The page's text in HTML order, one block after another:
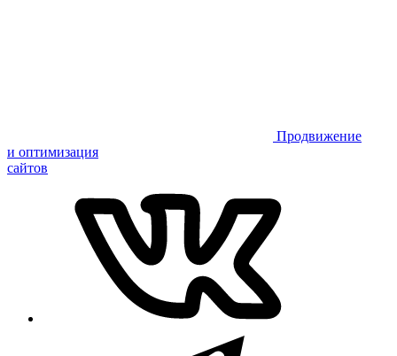
Продвижение
и оптимизация
сайтов